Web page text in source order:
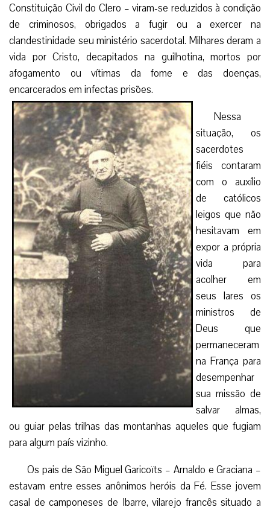
Constituição Civil do Clero – viram-se reduzidos à condição
de criminosos, obrigados a fugir ou a exercer na
clandestinidade seu ministério sacerdotal. Milhares deram a
vida por Cristo, decapitados na guilhotina, mortos por
afogamento ou vítimas da fome e das doenças,
encarcerados em infectas prisões.
Nessa
situação, os
sacerdotes
fiéis contaram
com o auxílio
de católicos
leigos que não
hesitavam em
expor a própria
vida para
acolher em
seus lares os
ministros de
Deus que
permaneceram
na França para
desempenhar
sua missão de
salvar almas,
ou guiar pelas trilhas das montanhas aqueles que fugiam
para algum país vizinho.
Os pais de São Miguel Garicoïts – Arnaldo e Graciana –
estavam entre esses anônimos heróis da Fé. Esse jovem
casal de camponeses de Ibarre, vilarejo francês situado a